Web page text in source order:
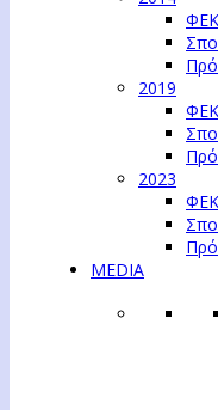
ΦΕΚ
2019
ΦΕΚ
2023
ΦΕΚ
MEDIA